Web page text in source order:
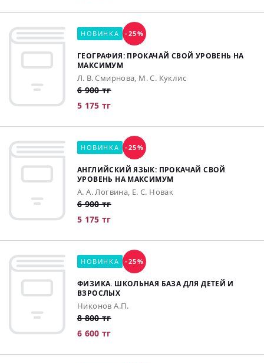
НОВИНКА -25%
ГЕОГРАФИЯ: ПРОКАЧАЙ СВОЙ УРОВЕНЬ НА
МАКСИМУМ
Л. В. Смирнова, М. С. Куклис
6 900 тг
5 175 тг
НОВИНКА -25%
АНГЛИЙСКИЙ ЯЗЫК: ПРОКАЧАЙ СВОЙ
УРОВЕНЬ НА МАКСИМУМ
А. А. Логвина, Е. С. Новак
6 900 тг
5 175 тг
НОВИНКА -25%
ФИЗИКА. ШКОЛЬНАЯ БАЗА ДЛЯ ДЕТЕЙ И
ВЗРОСЛЫХ
Никонов А.П.
8 800 тг
6 600 тг